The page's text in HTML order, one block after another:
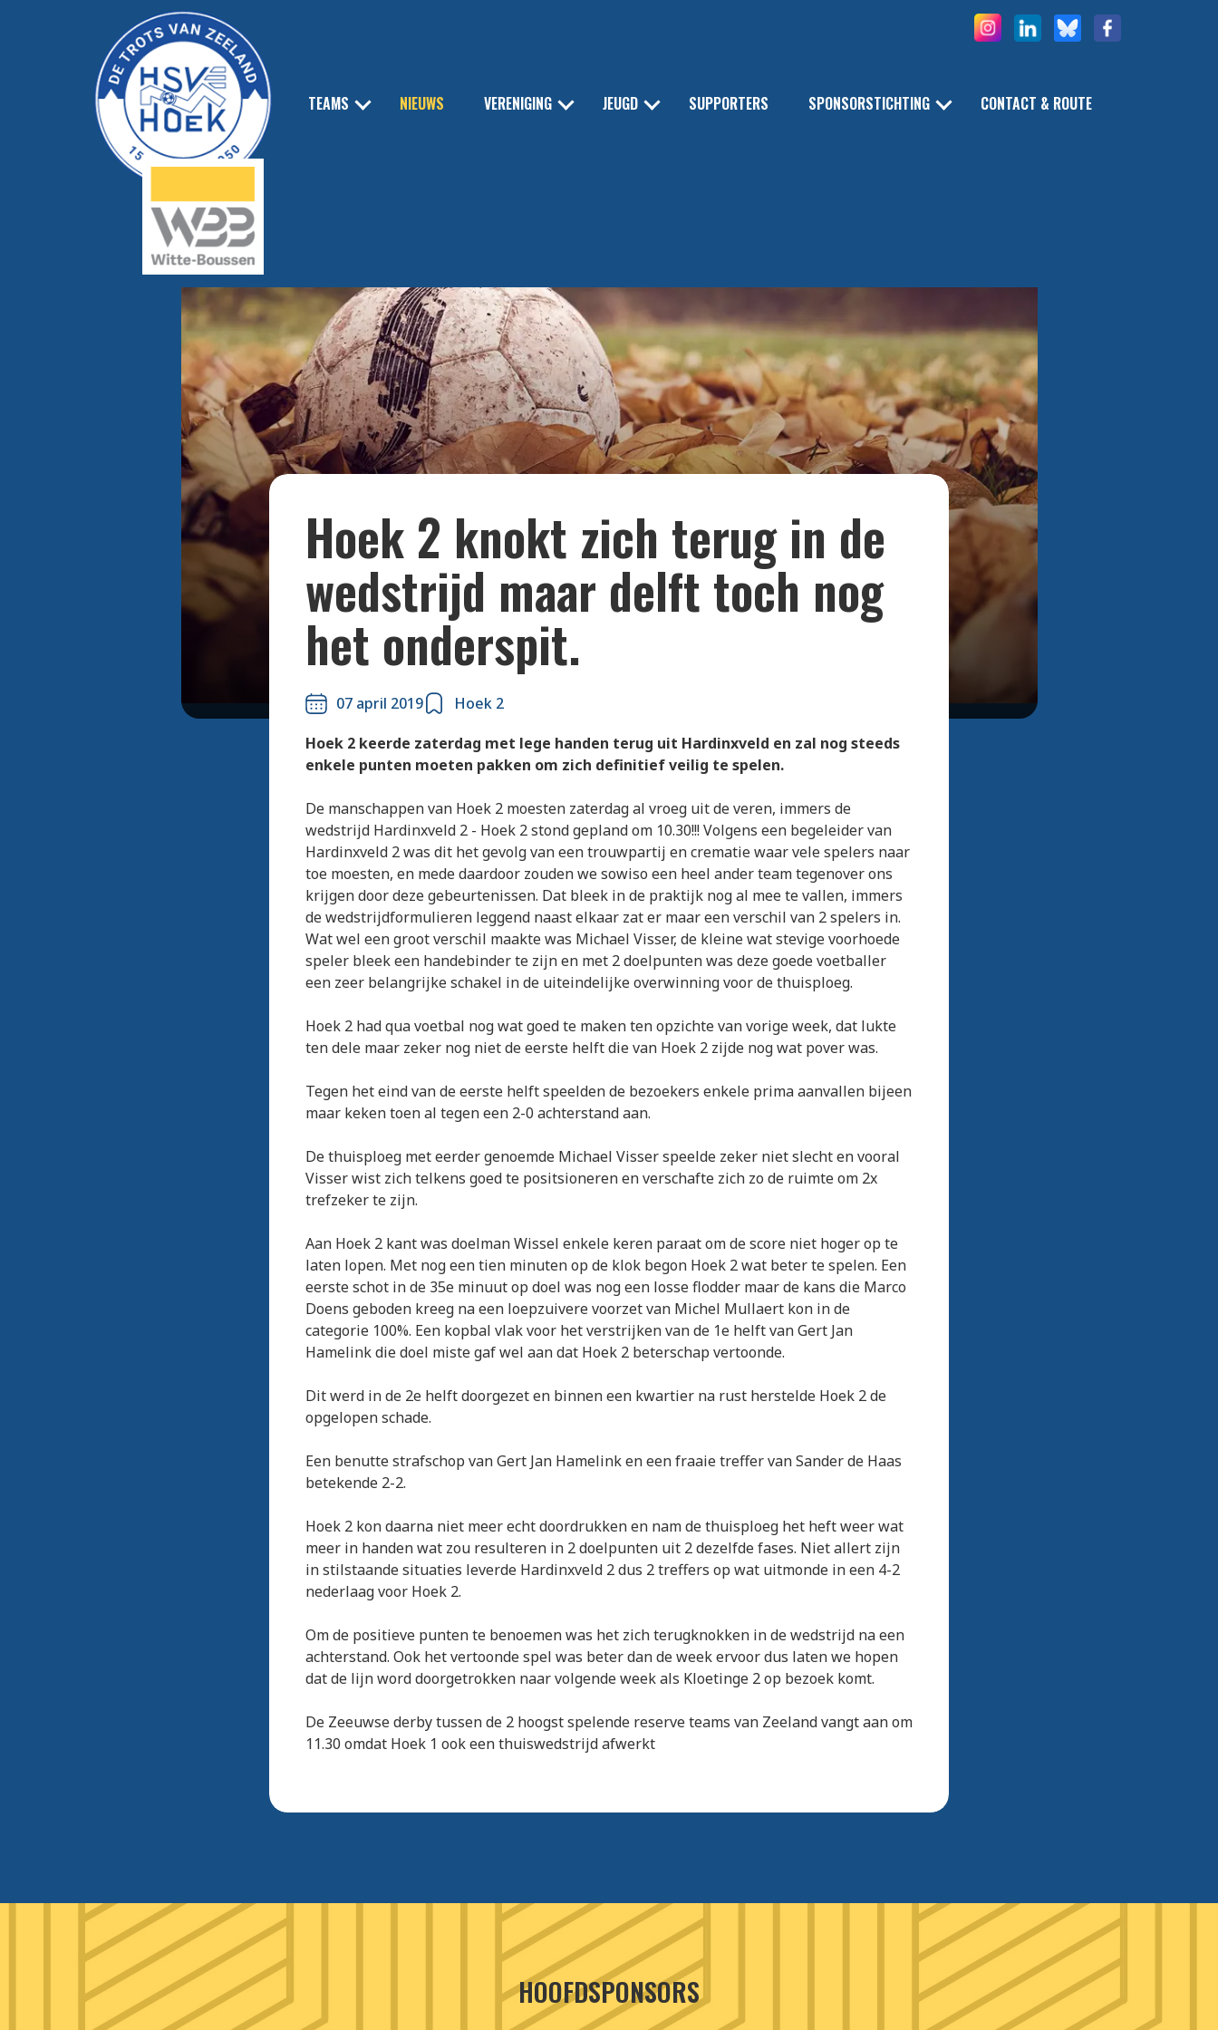
TEAMS NIEUWS VERENIGING JEUGD SUPPORTERS SPONSORSTICHTING CONTACT & ROUTE
Bekijk alle foto's
Hoek 2 knokt zich terug in de
wedstrijd maar delft toch nog
het onderspit.
07 april 2019
Hoek 2
Hoek 2 keerde zaterdag met lege handen terug uit Hardinxveld en zal nog steeds
enkele punten moeten pakken om zich definitief veilig te spelen.
De manschappen van Hoek 2 moesten zaterdag al vroeg uit de veren, immers de
wedstrijd Hardinxveld 2 - Hoek 2 stond gepland om 10.30!!! Volgens een begeleider van
Hardinxveld 2 was dit het gevolg van een trouwpartij en crematie waar vele spelers naar
toe moesten, en mede daardoor zouden we sowiso een heel ander team tegenover ons
krijgen door deze gebeurtenissen. Dat bleek in de praktijk nog al mee te vallen, immers
de wedstrijdformulieren leggend naast elkaar zat er maar een verschil van 2 spelers in.
Wat wel een groot verschil maakte was Michael Visser, de kleine wat stevige voorhoede
speler bleek een handebinder te zijn en met 2 doelpunten was deze goede voetballer
een zeer belangrijke schakel in de uiteindelijke overwinning voor de thuisploeg.
Hoek 2 had qua voetbal nog wat goed te maken ten opzichte van vorige week, dat lukte
ten dele maar zeker nog niet de eerste helft die van Hoek 2 zijde nog wat pover was.
Tegen het eind van de eerste helft speelden de bezoekers enkele prima aanvallen bijeen
maar keken toen al tegen een 2-0 achterstand aan.
De thuisploeg met eerder genoemde Michael Visser speelde zeker niet slecht en vooral
Visser wist zich telkens goed te positsioneren en verschafte zich zo de ruimte om 2x
trefzeker te zijn.
Aan Hoek 2 kant was doelman Wissel enkele keren paraat om de score niet hoger op te
laten lopen. Met nog een tien minuten op de klok begon Hoek 2 wat beter te spelen. Een
eerste schot in de 35e minuut op doel was nog een losse flodder maar de kans die Marco
Doens geboden kreeg na een loepzuivere voorzet van Michel Mullaert kon in de
categorie 100%. Een kopbal vlak voor het verstrijken van de 1e helft van Gert Jan
Hamelink die doel miste gaf wel aan dat Hoek 2 beterschap vertoonde.
Dit werd in de 2e helft doorgezet en binnen een kwartier na rust herstelde Hoek 2 de
opgelopen schade.
Een benutte strafschop van Gert Jan Hamelink en een fraaie treffer van Sander de Haas
betekende 2-2.
Hoek 2 kon daarna niet meer echt doordrukken en nam de thuisploeg het heft weer wat
meer in handen wat zou resulteren in 2 doelpunten uit 2 dezelfde fases. Niet allert zijn
in stilstaande situaties leverde Hardinxveld 2 dus 2 treffers op wat uitmonde in een 4-2
nederlaag voor Hoek 2.
Om de positieve punten te benoemen was het zich terugknokken in de wedstrijd na een
achterstand. Ook het vertoonde spel was beter dan de week ervoor dus laten we hopen
dat de lijn word doorgetrokken naar volgende week als Kloetinge 2 op bezoek komt.
De Zeeuwse derby tussen de 2 hoogst spelende reserve teams van Zeeland vangt aan om
11.30 omdat Hoek 1 ook een thuiswedstrijd afwerkt
HOOFDSPONSORS